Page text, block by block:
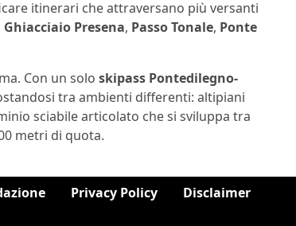
itinerari che attraversano più versanti
Ghiacciaio Presena, Passo Tonale, Ponte
Con un solo skipass Pontedilegno-
tra ambienti differenti: altipiani
sciabile articolato che si sviluppa tra
metri di quota.
Privacy Policy Disclaimer